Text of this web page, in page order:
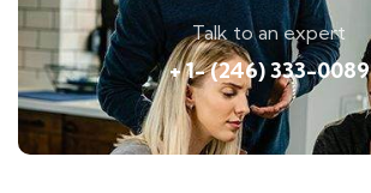
Talk to an expert
+ 1- (246) 333-0089